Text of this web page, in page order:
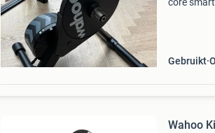
Gebruikt
Wahoo